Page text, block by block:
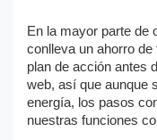
En la mayor parte de
conlleva un ahorro
plan de acción antes
web, así que aunque
energía, los pasos
nuestras funciones